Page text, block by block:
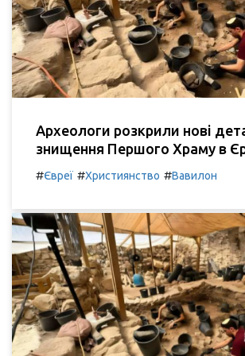
Археологи розкрили нові
знищення Першого Храму в
#Євреї #Християнство #Вавилон